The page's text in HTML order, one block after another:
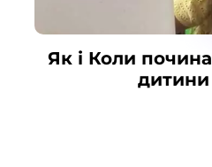
Як і Коли
дитини